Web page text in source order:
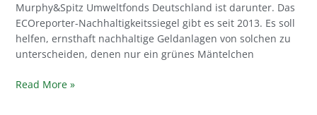
Murphy&Spitz Umweltfonds Deutschland ist darunter. Das
ECOreporter-Nachhaltigkeitssiegel gibt es seit 2013. Es soll
helfen, ernsthaft nachhaltige Geldanlagen von solchen zu
unterscheiden, denen nur ein grünes Mäntelchen
Read More »